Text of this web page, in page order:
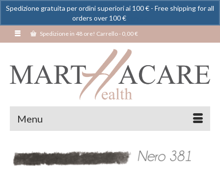
Spedizione in 48 ore! Carrello- 0,00€
Menu
Spedizione gratuita per ordini superiori ai 100 € - Free shipping for all
orders over 100 €